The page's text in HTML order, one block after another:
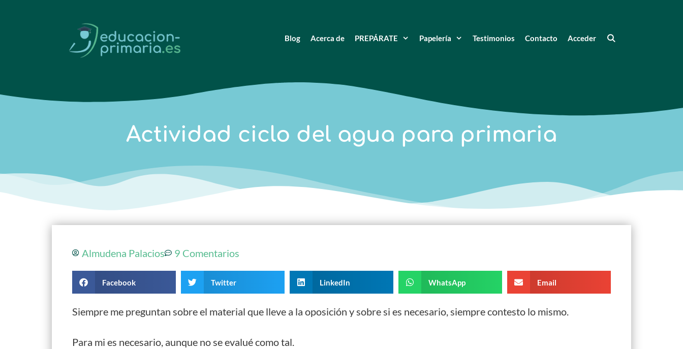
Blog Acerca de PREPÁRATE Papelería Testimonios Contacto Acceder
Actividad ciclo del agua para primaria
Almudena Palacios 9 Comentarios
Facebook Twitter LinkedIn WhatsApp Email
Siempre me preguntan sobre el material que lleve a la oposición y sobre si es necesario, siempre contesto lo mismo.
Para mi es necesario, aunque no se evalué como tal.